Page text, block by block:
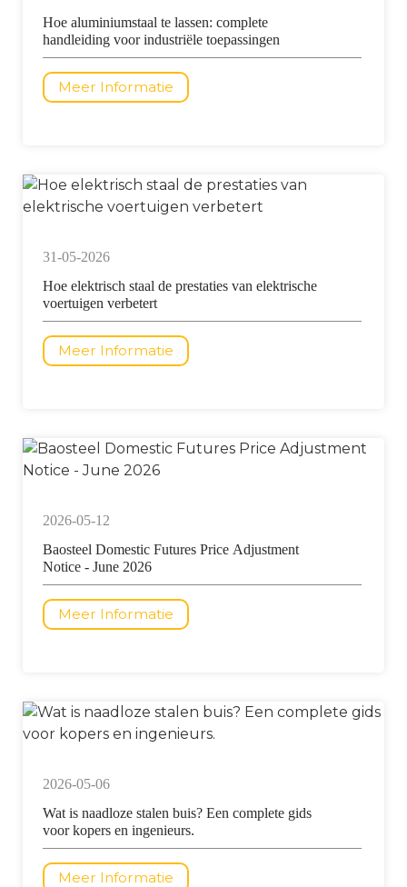
Hoe aluminiumstaal te lassen: complete
handleiding voor industriële toepassingen
Meer Informatie
31-05-2026
Hoe elektrisch staal de prestaties van elektrische
voertuigen verbetert
Meer Informatie
2026-05-12
Baosteel Domestic Futures Price Adjustment
Notice - June 2026
Meer Informatie
2026-05-06
Wat is naadloze stalen buis? Een complete gids
voor kopers en ingenieurs.
Meer Informatie